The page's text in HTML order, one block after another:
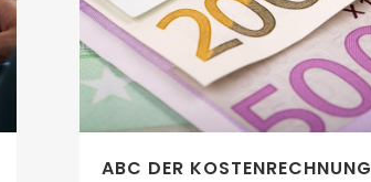
ABC DER KOSTENRECHNUNG